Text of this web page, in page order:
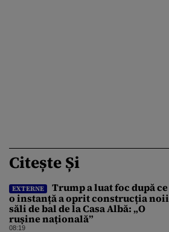
Citește Și
EXTERNE
Trump a luat foc după ce
o instanță a oprit construcția noii
săli de bal de la Casa Albă: „O
rușine națională”
08:19